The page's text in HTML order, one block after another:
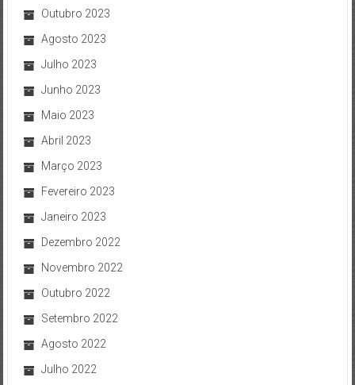
Outubro 2023
Agosto 2023
Julho 2023
Junho 2023
Maio 2023
Abril 2023
Março 2023
Fevereiro 2023
Janeiro 2023
Dezembro 2022
Novembro 2022
Outubro 2022
Setembro 2022
Agosto 2022
Julho 2022